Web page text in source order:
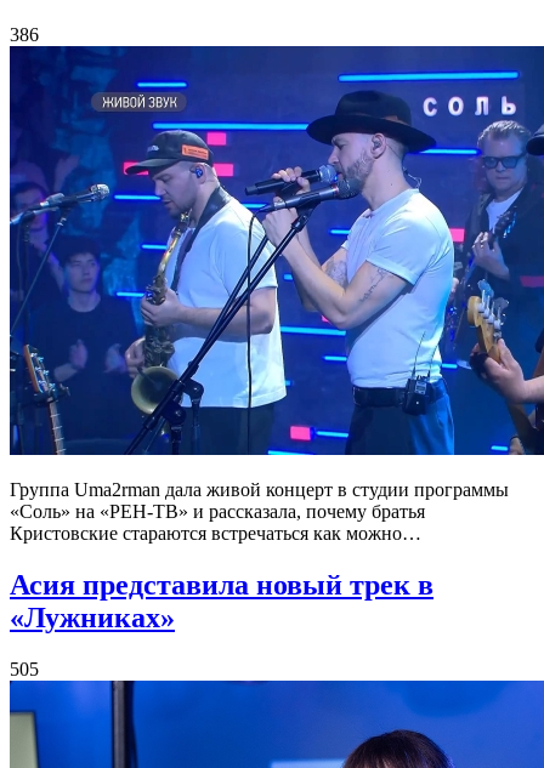
386
Группа Uma2rman дала живой концерт в студии программы
«Соль» на «РЕН-ТВ» и рассказала, почему братья
Кристовские стараются встречаться как можно…
Асия представила новый трек в
«Лужниках»
505